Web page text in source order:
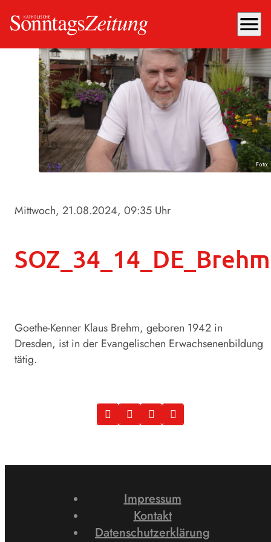
menu
Foto:
Mittwoch, 21.08.2024, 09:35 Uhr
Goethe-Kenner Klaus Brehm, geboren 1942 in
Dresden, ist in der Evangelischen Erwachsenenbildung
tätig.
Impressum
Kontakt
Datenschutzerklärung